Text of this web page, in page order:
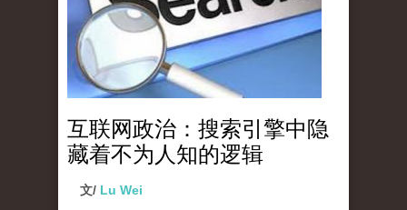
互联网政治：搜索引擎中隐
藏着不为人知的逻辑
文/ Lu Wei